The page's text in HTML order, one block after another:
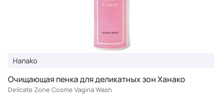
Hanako
Очищающая пенка для деликатных зон Ханако
Delicate Zone Cosme Vagina Wash